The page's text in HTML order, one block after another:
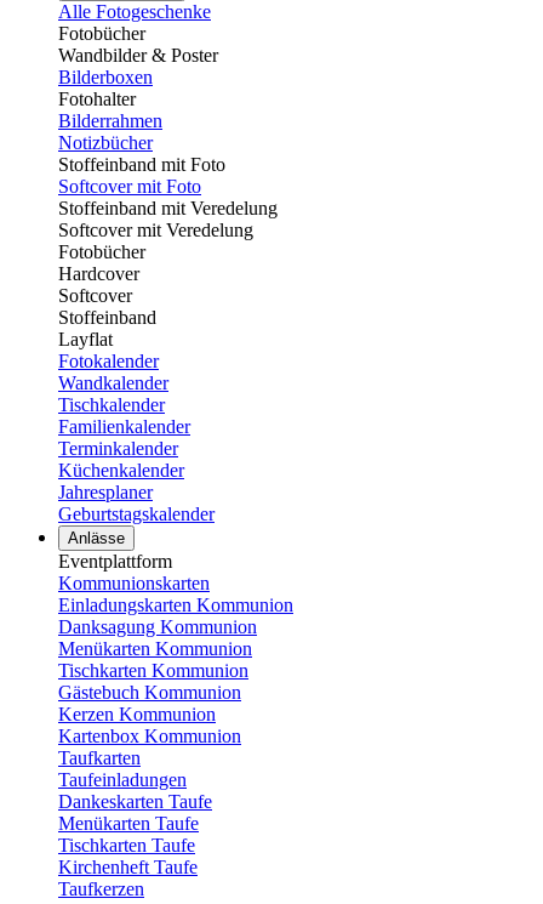
Alle Fotogeschenke
Fotobücher
Wandbilder & Poster
Bilderboxen
Fotohalter
Bilderrahmen
Notizbücher
Stoffeinband mit Foto
Softcover mit Foto
Stoffeinband mit Veredelung
Softcover mit Veredelung
Fotobücher
Hardcover
Softcover
Stoffeinband
Layflat
Fotokalender
Wandkalender
Tischkalender
Familienkalender
Terminkalender
Küchenkalender
Jahresplaner
Geburtstagskalender
Anlässe
Eventplattform
Kommunionskarten
Einladungskarten Kommunion
Danksagung Kommunion
Menükarten Kommunion
Tischkarten Kommunion
Gästebuch Kommunion
Kerzen Kommunion
Kartenbox Kommunion
Taufkarten
Taufeinladungen
Dankeskarten Taufe
Menükarten Taufe
Tischkarten Taufe
Kirchenheft Taufe
Taufkerzen